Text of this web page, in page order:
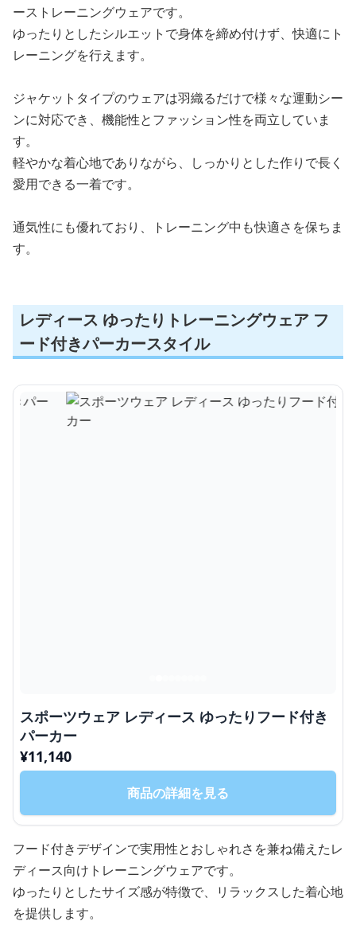
ーストレーニングウェアです。
ゆったりとしたシルエットで身体を締め付けず、快適にト
レーニングを行えます。
ジャケットタイプのウェアは羽織るだけで様々な運動シー
ンに対応でき、機能性とファッション性を両立していま
す。
軽やかな着心地でありながら、しっかりとした作りで長く
愛用できる一着です。
通気性にも優れており、トレーニング中も快適さを保ちま
す。
レディース ゆったりトレーニングウェア フ
ード付きパーカースタイル
スポーツウェア レディース ゆったりフード付き
パーカー
¥11,140
商品の詳細を見る
フード付きデザインで実用性とおしゃれさを兼ね備えたレ
ディース向けトレーニングウェアです。
ゆったりとしたサイズ感が特徴で、リラックスした着心地
を提供します。